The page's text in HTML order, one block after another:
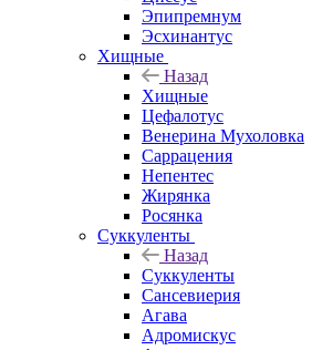
Эпипремнум
Эсхинантус
Хищные
Назад
Хищные
Цефалотус
Венерина Мухоловка
Саррацения
Непентес
Жирянка
Росянка
Суккуленты
Назад
Суккуленты
Сансевиерия
Агава
Адромискус